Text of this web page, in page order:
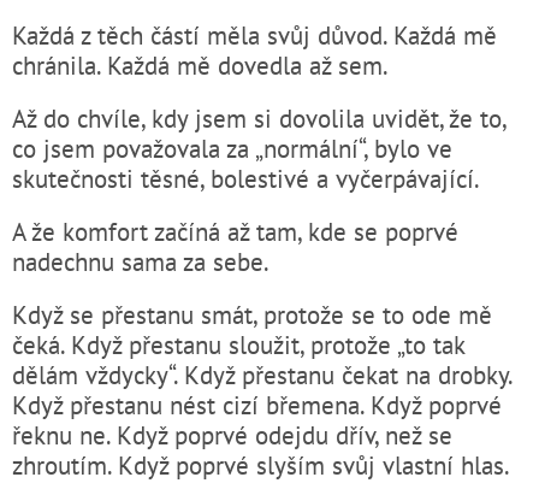
Každá z těch částí měla svůj důvod. Každá mě
chránila. Každá mě dovedla až sem.
Až do chvíle, kdy jsem si dovolila uvidět, že to,
co jsem považovala za „normální“, bylo ve
skutečnosti těsné, bolestivé a vyčerpávající.
A že komfort začíná až tam, kde se poprvé
nadechnu sama za sebe.
Když se přestanu smát, protože se to ode mě
čeká. Když přestanu sloužit, protože „to tak
dělám vždycky“. Když přestanu čekat na drobky.
Když přestanu nést cizí břemena. Když poprvé
řeknu ne. Když poprvé odejdu dřív, než se
zhroutím. Když poprvé slyším svůj vlastní hlas.